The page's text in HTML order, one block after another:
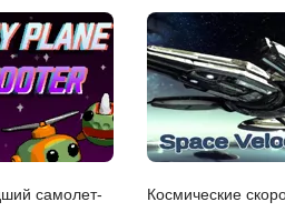
самолет-
Космические